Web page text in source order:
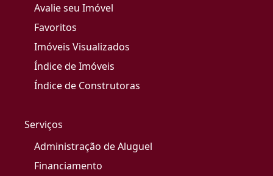
Avalie seu Imóvel
Favoritos
Imóveis Visualizados
Índice de Imóveis
Índice de Construtoras
Serviços
Administração de Aluguel
Financiamento